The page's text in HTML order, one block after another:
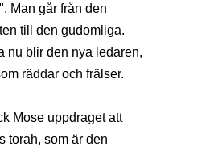
Man går från den
till den gudomliga.
nu blir den nya ledaren,
räddar och frälser.
Mose uppdraget att
torah, som är den